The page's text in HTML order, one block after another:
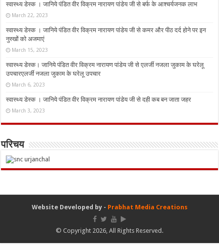
स्वास्थ्य डेस्क । जानिये पंडित वीर विक्रम नारायण पांडेय जी से बर्फ के आश्चर्यजनक लाभ
March 22, 2023
स्वास्थ्य डेस्क । जानिये पंडित वीर विक्रम नारायण पांडेय जी से कमर और पीठ दर्द होने पर इन
नुस्‍खों को अजमाएं
March 15, 2023
स्वास्थ्य डेस्क। जानिये पंडित वीर विक्रम नारायण पांडेय जी से एलर्जी नजला जुकाम के घरेलू
उपचारएलर्जी नजला जुकाम के घरेलू उपचार
March 6, 2023
स्वास्थ्य डेस्क । जानिये पंडित वीर विक्रम नारायण पांडेय जी से दही कब बन जाता जहर
March 3, 2023
परिचय
Website Developed by - Prabhat Media Creations
© Copyright 2026, All Rights Reserved.